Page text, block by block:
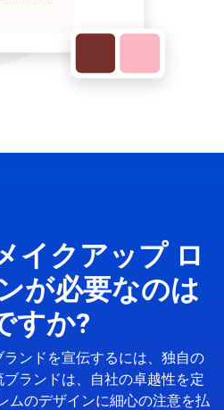
イクアップ ロ
が必要なのは
すか?
ンドを宣伝するには、独自の
ランドは、自社の卓越性を定
ムのデザインに細心の注意を払